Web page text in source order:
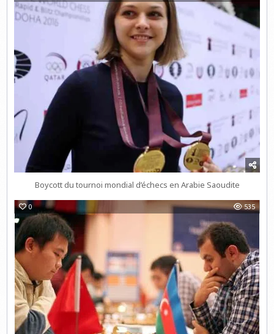
Boycott du tournoi mondial d’échecs en Arabie Saoudite
0 535